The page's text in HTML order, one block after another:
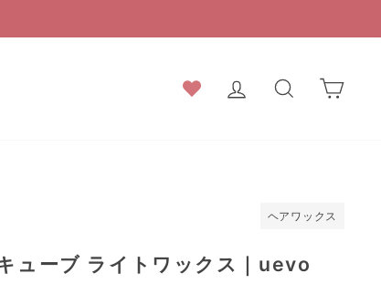
ログイン 検索結果カー
ヘアワックス
ューブ ライトワックス｜uevo